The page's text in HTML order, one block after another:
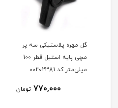
گل مهره پلاستیکی سه پر
مچی پایه استیل قطر 100
میلی‌متر کد 00202381
770,000 تومان